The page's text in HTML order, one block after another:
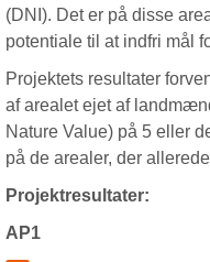
(DNI). Det er på disse
potentiale til at indfri mål
Projektets resultater
af arealet ejet af
Nature Value) på 5 eller
på de arealer, der
Projektresultater:
AP1